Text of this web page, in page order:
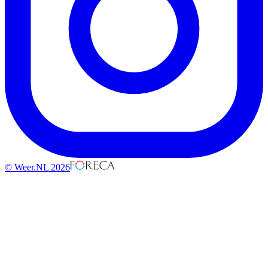
© Weer.NL 2026